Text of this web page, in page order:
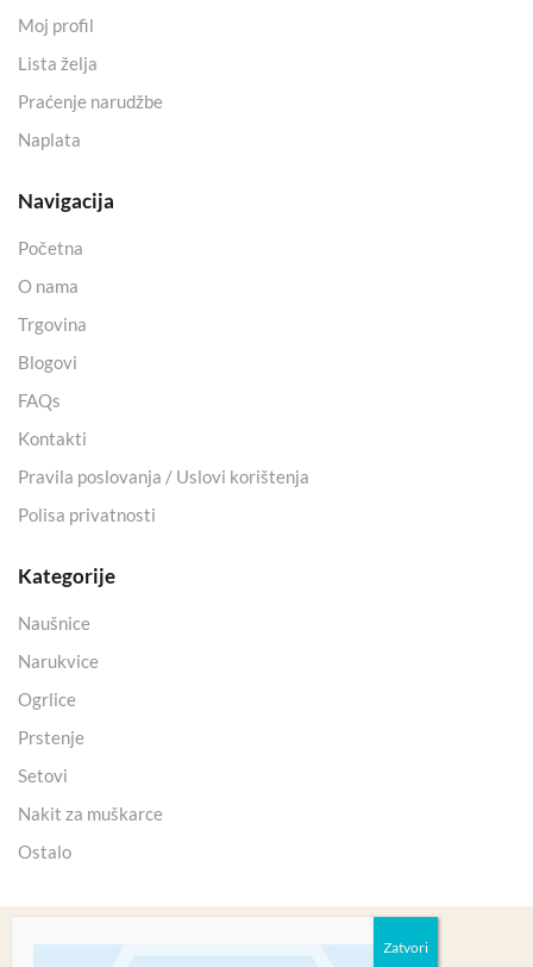
Moj profil
Lista želja
Praćenje narudžbe
Naplata
Navigacija
Početna
O nama
Trgovina
Blogovi
FAQs
Kontakti
Pravila poslovanja / Uslovi korištenja
Polisa privatnosti
Kategorije
Naušnice
Narukvice
Ogrlice
Prstenje
Setovi
Nakit za muškarce
Ostalo